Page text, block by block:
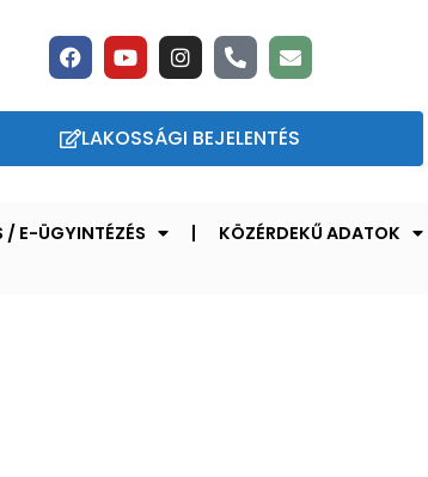
LAKOSSÁGI BEJELENTÉS
/ E-ÜGYINTÉZÉS KÖZÉRDEKŰ ADATOK